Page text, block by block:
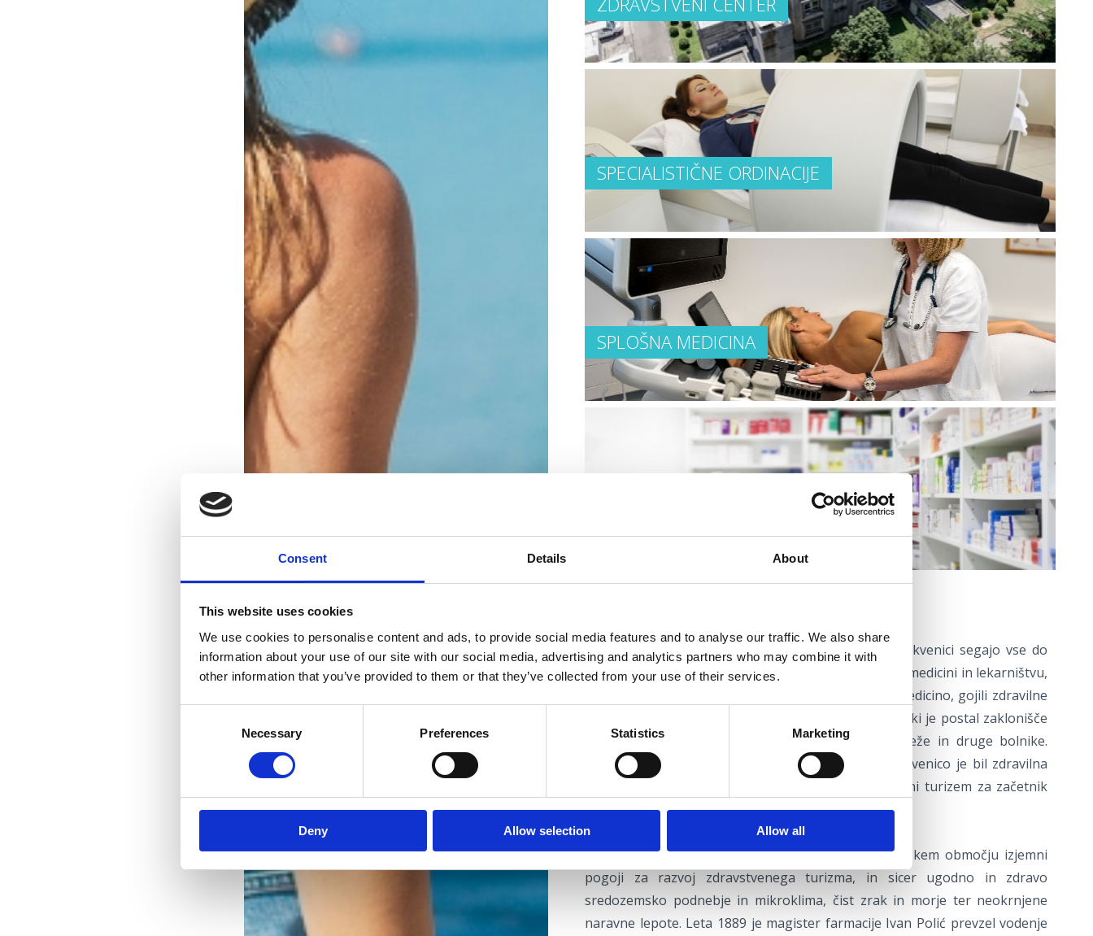
Consent Details About
This website uses cookies
We use cookies to personalise content and ads, to provide social media features and to analyse our traffic. We also share
information about your use of our site with our social media, advertising and analytics partners who may combine it with
other information that you’ve provided to them or that they’ve collected from your use of their services.
Necessary Preferences Statistics Marketing
Deny Allow selection Allow all
SPECIALISTIČNE ORDINACIJE
SPLOŠNA MEDICINA
Korenine zdravstvene in zdraviliške dejavnosti v Crikvenici segajo vse do
reda pavlinistov, ki so posebno pozornost posvečali medicini in lekarništvu,
proučevali medicinske rokopise, knjige in ljudsko medicino, gojili zdravilne
rastline in spremenili namembnost dela samostana, ki je postal zaklonišče
in bolnišnica za njihove bolne brate, romarje, reveže in druge bolnike.
Razlog za prve organizirane prihode turistov v Crikvenico je bil zdravilna
moč sonca, morja in zraka, tako da velja zdravstveni turizem za začetnik
razvoja turizma v Crikvenici.
Že v 19. stoletju so ugotovili, da so tu na crikveniškem območju izjemni
pogoji za razvoj zdravstvenega turizma, in sicer ugodno in zdravo
sredozemsko podnebje in mikroklima, čist zrak in morje ter neokrnjene
naravne lepote. Leta 1889 je magister farmacije Ivan Polić prevzel vodenje